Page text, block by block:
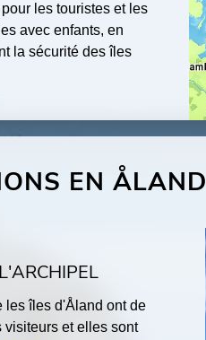
les touristes et les
avec enfants, en
la sécurité des îles
EN ÅLAND
les îles d'Åland ont de
visiteurs et elles sont